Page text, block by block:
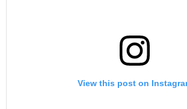
View this post on